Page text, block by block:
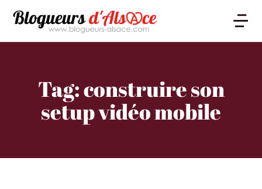
Tag: construire son
setup vidéo mobile